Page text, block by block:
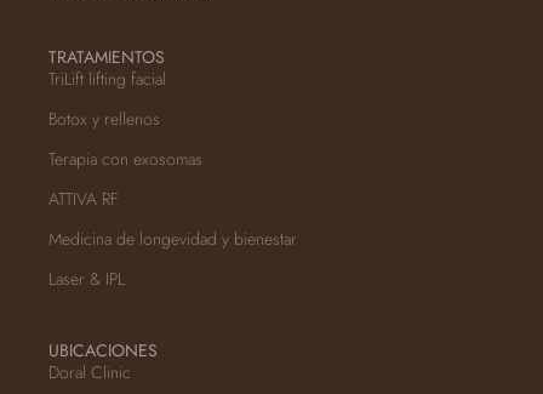
TRATAMIENTOS
TriLift lifting facial
Botox y rellenos
Terapia con exosomas
ATTIVA RF
Medicina de longevidad y bienestar
Laser & IPL
UBICACIONES
Doral Clinic